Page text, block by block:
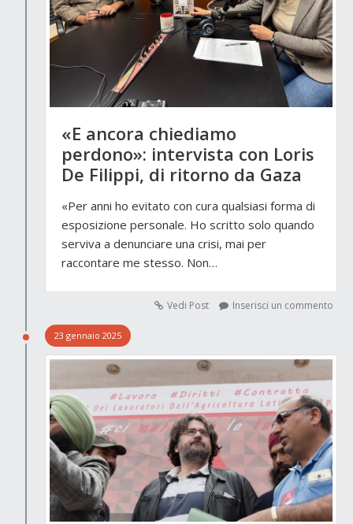
«E ancora chiediamo
perdono»: intervista con Loris
De Filippi, di ritorno da Gaza
«Per anni ho evitato con cura qualsiasi forma di
esposizione personale. Ho scritto solo quando
serviva a denunciare una crisi, mai per
raccontare me stesso. Non…
Vedi Post Inserisci un commento
23 gennaio 2025